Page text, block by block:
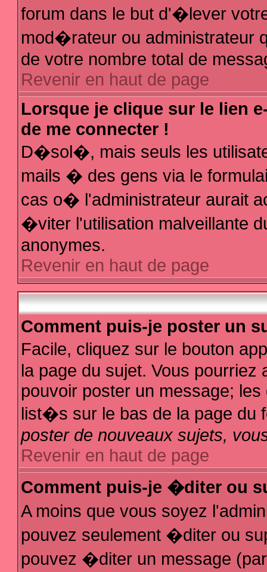
forum dans le but d'�lever
mod�rateur ou administrateur
de votre nombre total de
Revenir en haut de page
Lorsque je clique sur le lien
de me connecter !
D�sol�, mais seuls les
mails � des gens via le
cas o� l'administrateur aurait
�viter l'utilisation malveillante
anonymes.
Revenir en haut de page
Comment puis-je poster un
Facile, cliquez sur le bouton
la page du sujet. Vous
pouvoir poster un message;
list�s sur le bas de la page du
poster de nouveaux sujets,
Revenir en haut de page
Comment puis-je �diter ou
A moins que vous soyez
pouvez seulement �diter ou
pouvez �diter un message